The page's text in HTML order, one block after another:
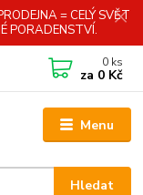
= CELÝ SVĚT
PORADENSTVÍ.
Menu
Hledat
0 ks
za 0 Kč